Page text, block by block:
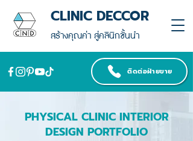
สร้างคุณค่า สู่คลินิกชั้นนำ
CLINIC DECCOR
ติดต่อฝ่ายขาย
PHYSICAL CLINIC INTERIOR
DESIGN PORTFOLIO